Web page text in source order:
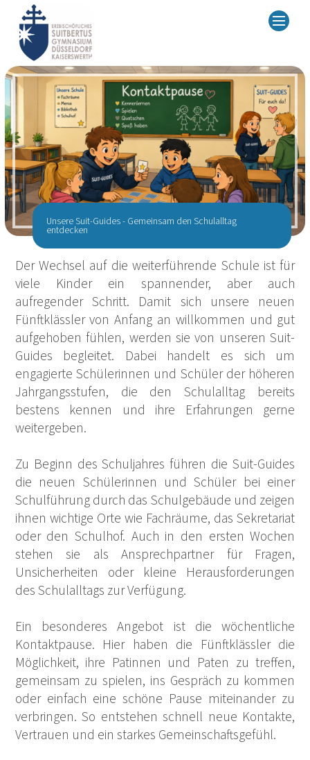
Unsere Suit-Guides - Gemeinsam den Schulalltag
entdecken
Der Wechsel auf die weiterführende Schule ist für
viele Kinder ein spannender, aber auch
aufregender Schritt. Damit sich unsere neuen
Fünftklässler von Anfang an willkommen und gut
aufgehoben fühlen, werden sie von unseren Suit-
Guides begleitet. Dabei handelt es sich um
engagierte Schülerinnen und Schüler der höheren
Jahrgangsstufen, die den Schulalltag bereits
bestens kennen und ihre Erfahrungen gerne
weitergeben.
Zu Beginn des Schuljahres führen die Suit-Guides
die neuen Schülerinnen und Schüler bei einer
Schulführung durch das Schulgebäude und zeigen
ihnen wichtige Orte wie Fachräume, das Sekretariat
oder den Schulhof. Auch in den ersten Wochen
stehen sie als Ansprechpartner für Fragen,
Unsicherheiten oder kleine Herausforderungen
des Schulalltags zur Verfügung.
Ein besonderes Angebot ist die wöchentliche
Kontaktpause. Hier haben die Fünftklässler die
Möglichkeit, ihre Patinnen und Paten zu treffen,
gemeinsam zu spielen, ins Gespräch zu kommen
oder einfach eine schöne Pause miteinander zu
verbringen. So entstehen schnell neue Kontakte,
Vertrauen und ein starkes Gemeinschaftsgefühl.